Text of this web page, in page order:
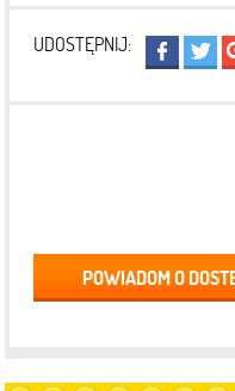
UDOSTĘPNIJ:
POWIADOM O